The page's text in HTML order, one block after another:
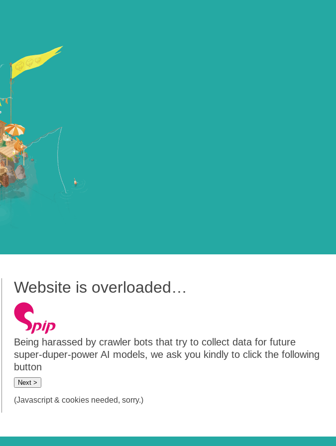
Website is overloaded…
Being harassed by crawler bots that try to collect data for future
super-duper-power AI models, we ask you kindly to click the following
button
Next >
(Javascript & cookies needed, sorry.)